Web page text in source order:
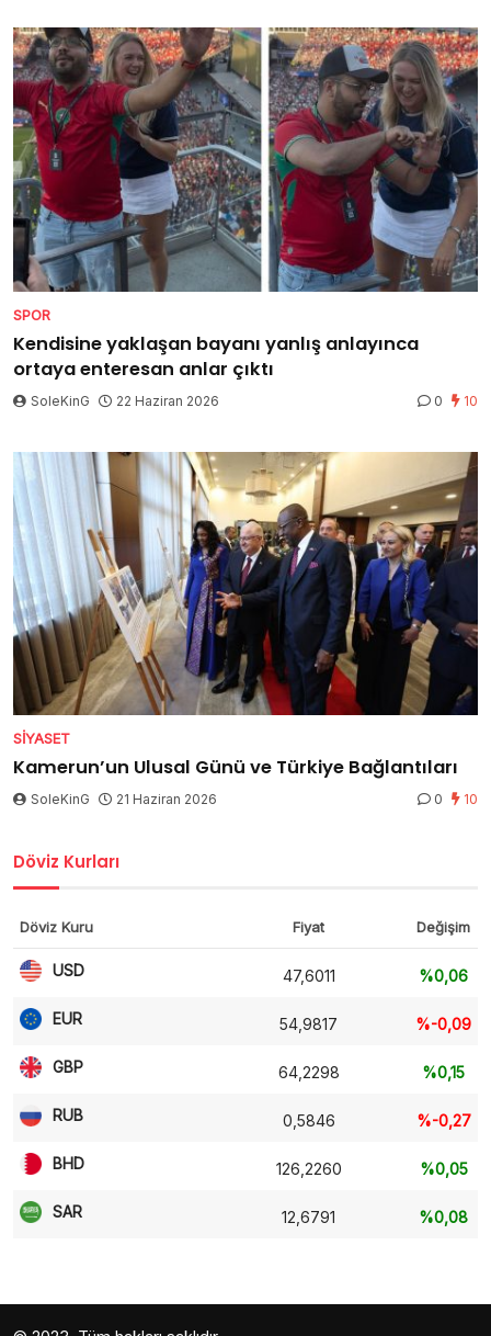
SPOR
Kendisine yaklaşan bayanı yanlış anlayınca
ortaya enteresan anlar çıktı
SoleKinG 22 Haziran 2026 0 10
SIYASET
Kamerun’un Ulusal Günü ve Türkiye Bağlantıları
SoleKinG 21 Haziran 2026 0 10
Döviz Kurları
Döviz Kuru Fiyat Değişim
USD 47,6011 %0,06
EUR 54,9817 %-0,09
GBP 64,2298 %0,15
RUB 0,5846 %-0,27
BHD 126,2260 %0,05
SAR 12,6791 %0,08